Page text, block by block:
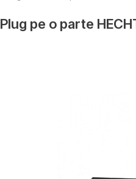
Plug pe o parte